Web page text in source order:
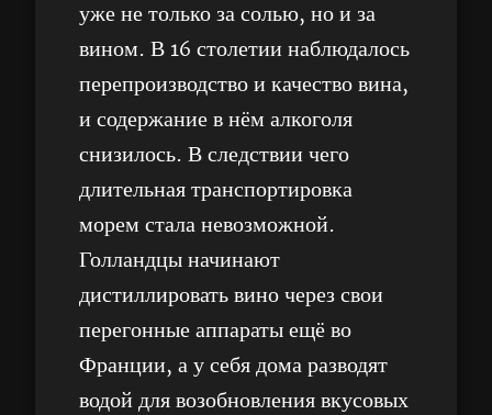
уже не только за солью, но и за
вином. В 16 столетии наблюдалось
перепроизводство и качество вина,
и содержание в нём алкоголя
снизилось. В следствии чего
длительная транспортировка
морем стала невозможной.
Голландцы начинают
дистиллировать вино через свои
перегонные аппараты ещё во
Франции, а у себя дома разводят
водой для возобновления вкусовых